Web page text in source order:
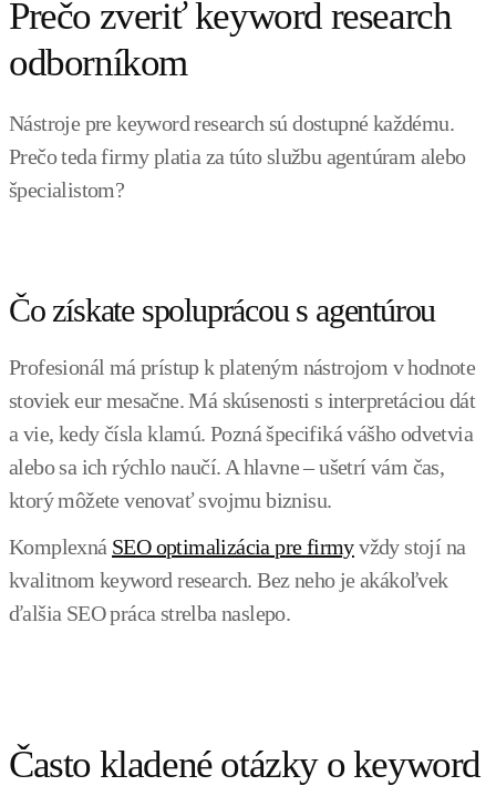
Prečo zveriť keyword research
odborníkom
Nástroje pre keyword research sú dostupné každému.
Prečo teda firmy platia za túto službu agentúram alebo
špecialistom?
Čo získate spoluprácou s agentúrou
Profesionál má prístup k plateným nástrojom v hodnote
stoviek eur mesačne. Má skúsenosti s interpretáciou dát
a vie, kedy čísla klamú. Pozná špecifiká vášho odvetvia
alebo sa ich rýchlo naučí. A hlavne – ušetrí vám čas,
ktorý môžete venovať svojmu biznisu.
Komplexná SEO optimalizácia pre firmyvždy stojí na
kvalitnom keyword research. Bez neho je akákoľvek
ďalšia SEO práca strelba naslepo.
Často kladené otázky o keyword